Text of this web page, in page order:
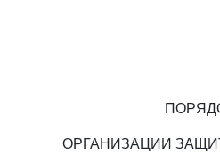
ОРГАНИЗАЦИИ